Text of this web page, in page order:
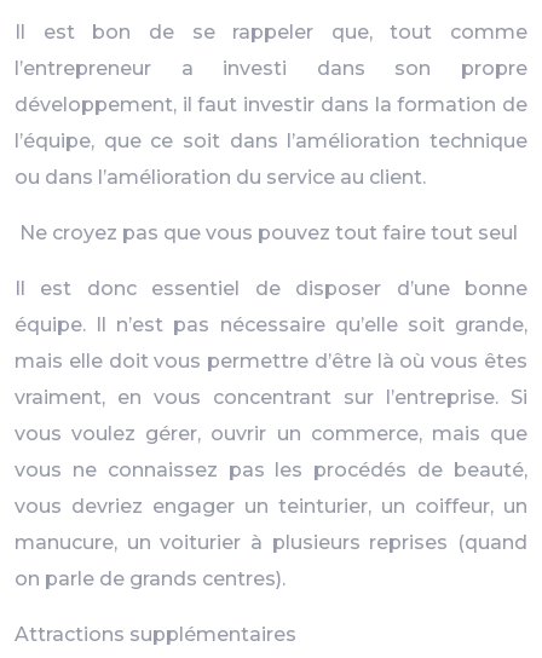
Il est bon de se rappeler que, tout comme
l’entrepreneur a investi dans son propre
développement, il faut investir dans la formation de
l’équipe, que ce soit dans l’amélioration technique
ou dans l’amélioration du service au client.
Ne croyez pas que vous pouvez tout faire tout seul
Il est donc essentiel de disposer d’une bonne
équipe. Il n’est pas nécessaire qu’elle soit grande,
mais elle doit vous permettre d’être là où vous êtes
vraiment, en vous concentrant sur l’entreprise. Si
vous voulez gérer, ouvrir un commerce, mais que
vous ne connaissez pas les procédés de beauté,
vous devriez engager un teinturier, un coiffeur, un
manucure, un voiturier à plusieurs reprises (quand
on parle de grands centres).
Attractions supplémentaires